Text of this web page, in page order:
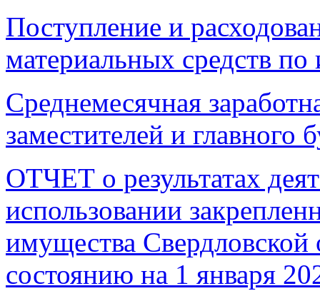
Поступление и
материальных средств по
Среднемесячная
заместителей и главного
ОТЧЕТ о результатах
использовании
имущества Свердловской
состоянию на 1 января